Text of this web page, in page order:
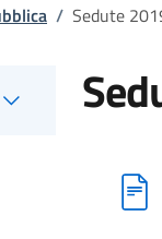
/ Sedute